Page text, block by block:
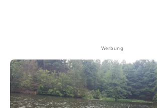
Werbung